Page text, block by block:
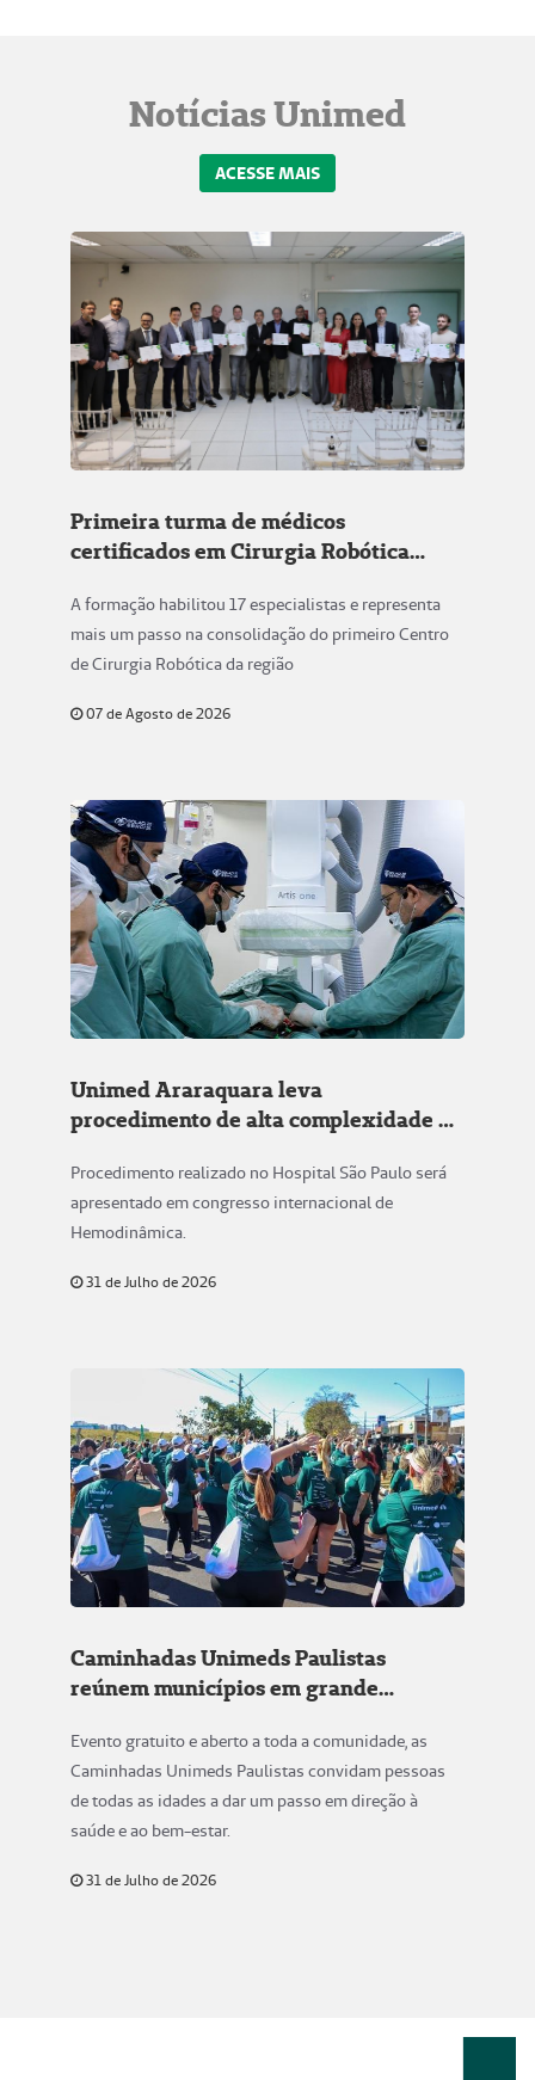
Notícias Unimed
ACESSE MAIS
Primeira turma de médicos
certificados em Cirurgia Robótica
A formação habilitou 17 especialistas e representa
mais um passo na consolidação do primeiro Centro
de Cirurgia Robótica da região
07 de Agosto de 2026
Unimed Araraquara leva
procedimento de alta complexidade a
Procedimento realizado no Hospital São Paulo será
apresentado em congresso internacional de
Hemodinâmica.
31 de Julho de 2026
Caminhadas Unimeds Paulistas
reúnem municípios em grande
Evento gratuito e aberto a toda a comunidade, as
Caminhadas Unimeds Paulistas convidam pessoas
de todas as idades a dar um passo em direção à
saúde e ao bem-estar.
31 de Julho de 2026